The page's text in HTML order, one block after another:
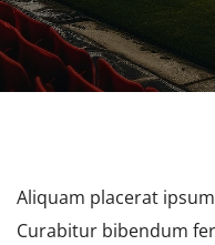
Aliquam placerat
Curabitur bibendum